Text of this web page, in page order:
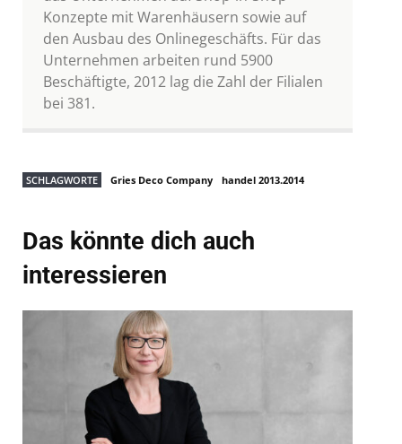
Konzepte mit Warenhäusern sowie auf
den Ausbau des Onlinegeschäfts. Für das
Unternehmen arbeiten rund 5900
Beschäftigte, 2012 lag die Zahl der Filialen
bei 381.
SCHLAGWORTE Gries Deco Company handel 2013.2014
Das könnte dich auch
interessieren